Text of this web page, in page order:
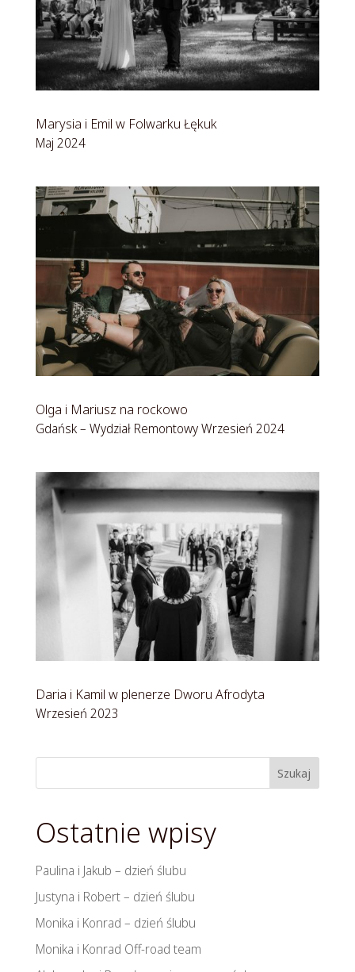
Marysia i Emil w Folwarku Łękuk
Maj 2024
Olga i Mariusz na rockowo
Gdańsk – Wydział Remontowy Wrzesień 2024
Daria i Kamil w plenerze Dworu Afrodyta
Wrzesień 2023
Szukaj
Ostatnie wpisy
Paulina i Jakub – dzień ślubu
Justyna i Robert – dzień ślubu
Monika i Konrad – dzień ślubu
Monika i Konrad Off-road team